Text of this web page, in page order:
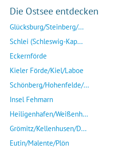
Die Ostsee entdecken
Glücksburg/Steinberg/...
Schlei (Schleswig-Kap...
Eckernförde
Kieler Förde/Kiel/Laboe
Schönberg/Hohenfelde/...
Insel Fehmarn
Heiligenhafen/Weißenh...
Grömitz/Kellenhusen/D...
Eutin/Malente/Plön